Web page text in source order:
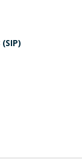
(SIP)